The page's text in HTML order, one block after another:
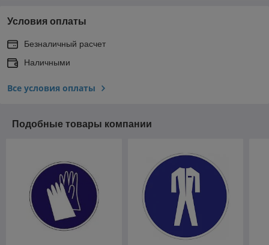
Условия оплаты
Безналичный расчет
Наличными
Все условия оплаты
Подобные товары компании